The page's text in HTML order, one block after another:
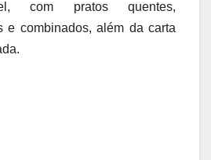
com pratos quentes,
e combinados, além da carta